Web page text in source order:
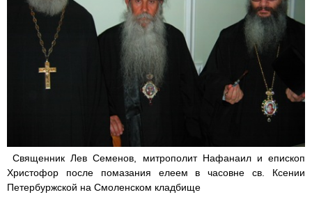
Священник Лев Семенов, митрополит Нафанаил и епископ
Христофор после помазания елеем в часовне св. Ксении
Петербуржской на Смоленском кладбище